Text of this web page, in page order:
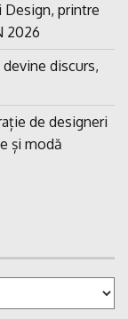
Design, printre
2026
discurs,
de designeri
și modă